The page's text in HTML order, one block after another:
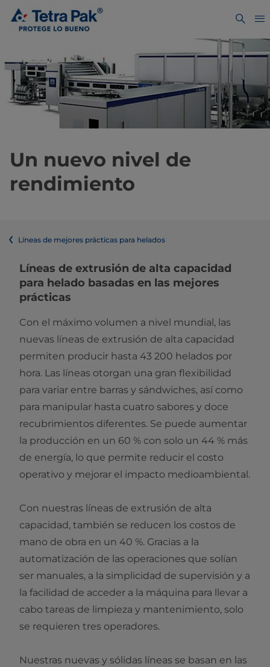
Un nuevo nivel de
rendimiento
Líneas de mejores prácticas para helados
Líneas de extrusión de alta capacidad
para helado basadas en las mejores
prácticas
Con el máximo volumen a nivel mundial, las
nuevas líneas de extrusión de alta capacidad
permiten producir hasta 43 200 helados por
hora. Las líneas otorgan una gran flexibilidad
para variar entre barras y sándwiches, así como
para manipular hasta cuatro sabores y doce
recubrimientos diferentes. Se puede aumentar
la producción en un 60 % con solo un 44 % más
de energía, lo que permite reducir el costo
operativo y mejorar el impacto medioambiental.
Con nuestras líneas de extrusión de alta
capacidad, también se reducen los costos de
mano de obra en un 40 %. Gracias a la
automatización de las operaciones que solían
ser manuales, a la simplicidad de supervisión y a
la facilidad de acceder a la máquina para llevar a
cabo tareas de limpieza y mantenimiento, solo
se requieren tres operadores.
Nuestras nuevas y sólidas líneas se basan en las